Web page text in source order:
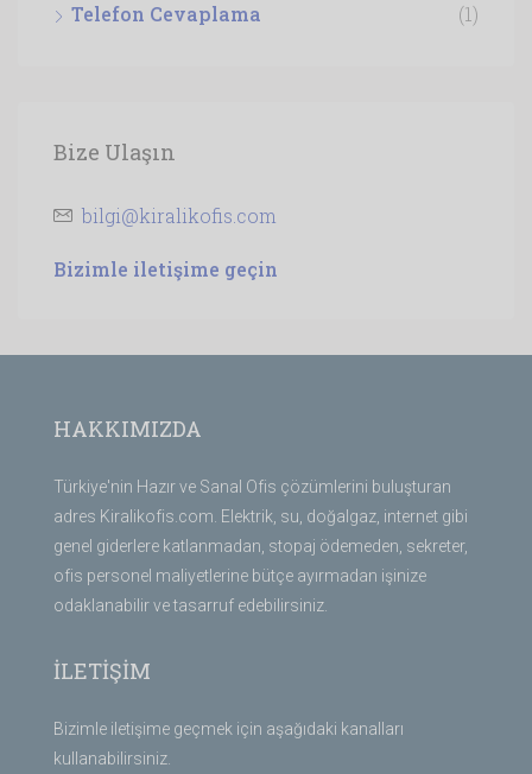
Telefon Cevaplama
(1)
Bize Ulaşın
bilgi@kiralikofis.com
Bizimle iletişime geçin
HAKKIMIZDA
Türkiye'nin Hazır ve Sanal Ofis çözümlerini buluşturan
adres Kiralikofis.com. Elektrik, su, doğalgaz, internet gibi
genel giderlere katlanmadan, stopaj ödemeden, sekreter,
ofis personel maliyetlerine bütçe ayırmadan işinize
odaklanabilir ve tasarruf edebilirsiniz.
İLETİŞİM
Bizimle iletişime geçmek için aşağıdaki kanalları
kullanabilirsiniz.